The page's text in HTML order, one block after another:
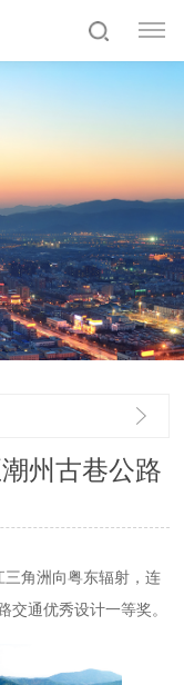
州古巷公路
三角洲向粤东辐射，连
交通优秀设计一等奖。